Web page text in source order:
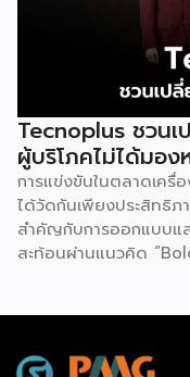
Tecnoplus ชวน
ผู้บริโภคไม่ได้มอ
การแข่งขันในตลาดเครื่
ได้วัดกันเพียงประสิทธิ
สำคัญกับการออกแบบแ
สะท้อนผ่านแนวคิด